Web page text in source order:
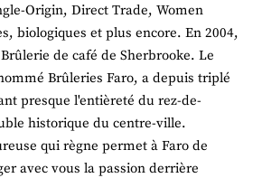
Origin, Direct Trade, Women
biologiques et plus encore. En 2004,
de café de Sherbrooke. Le
Brûleries Faro, a depuis triplé
presque l'entièreté du rez-de-
historique du centre-ville.
qui règne permet à Faro de
avec vous la passion derrière